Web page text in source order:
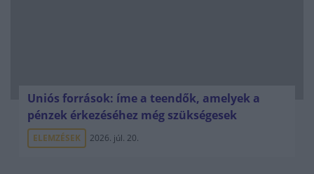
Uniós források: íme a teendők, amelyek a
pénzek érkezéséhez még szükségesek
ELEMZÉSEK 2026. júl. 20.